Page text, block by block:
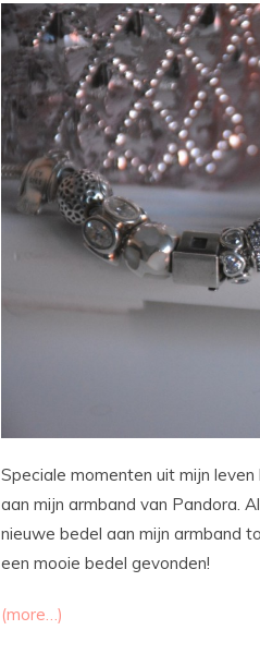
Speciale momenten uit mijn
aan mijn armband van Pandora.
nieuwe bedel aan mijn armband
een mooie bedel gevonden!
(more…)